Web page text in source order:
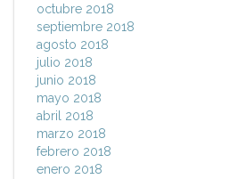
octubre 2018
septiembre 2018
agosto 2018
julio 2018
junio 2018
mayo 2018
abril 2018
marzo 2018
febrero 2018
enero 2018